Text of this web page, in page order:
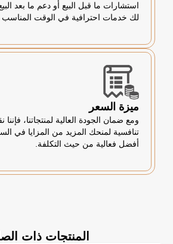
استشارات ما قبل البيع أو دعم ما بعد
لك خدمات احترافية في الوقت
ميزة السعر
ومع ضمان الجودة العالية لمنتجاتنا، فإننا
تنافسية لمنحك المزيد من المزايا في
أفضل فعالية من حيث التكلفة.
المنتجات ذات